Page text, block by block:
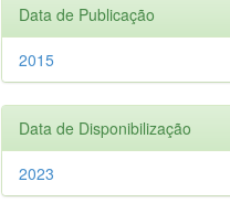
Data de Publicação
2015
Data de Disponibilização
2023